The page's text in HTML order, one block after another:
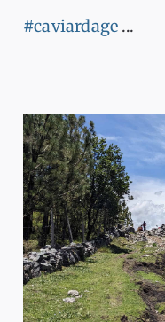
#caviardage ...